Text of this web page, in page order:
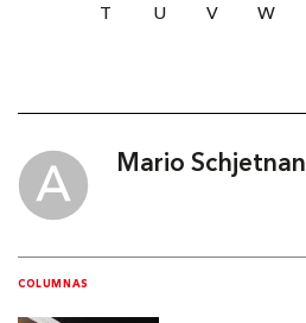
T U V W
Mario Schjetnan
COLUMNAS